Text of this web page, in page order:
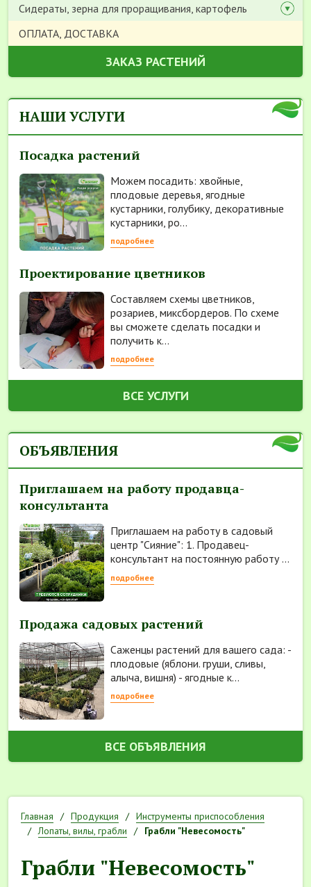
Сидераты, зерна для проращивания, картофель
ОПЛАТА, ДОСТАВКА
ЗАКАЗ РАСТЕНИЙ
НАШИ УСЛУГИ
Посадка растений
Можем посадить: хвойные,
плодовые деревья, ягодные
кустарники, голубику, декоративные
кустарники, ро...
подробнее
Проектирование цветников
Составляем схемы цветников,
розариев, миксбордеров. По схеме
вы сможете сделать посадки и
получить к...
подробнее
ВСЕ УСЛУГИ
ОБЪЯВЛЕНИЯ
Приглашаем на работу продавца-
консультанта
Приглашаем на работу в садовый
центр "Сияние": 1. Продавец-
консультант на постоянную работу ...
подробнее
Продажа садовых растений
Саженцы растений для вашего сада: -
плодовые (яблони. груши, сливы,
алыча, вишня) - ягодные к...
подробнее
ВСЕ ОБЪЯВЛЕНИЯ
Главная Продукция
Инструменты приспособления
Лопаты, вилы, грабли
Грабли "Невесомость"
Грабли "Невесомость"